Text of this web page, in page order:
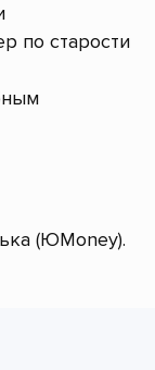
по старости
(ЮMoney).